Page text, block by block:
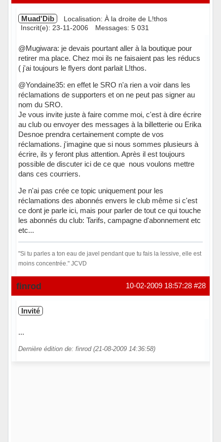
Muad'Dib
Localisation: À la droite de L!thos
Inscrit(e): 23-11-2006
Messages: 5 031
@Mugiwara: je devais pourtant aller à la boutique pour
retirer ma place. Chez moi ils ne faisaient pas les réducs
( j'ai toujours le flyers dont parlait L!thos.
@Yondaine35: en effet le SRO n'a rien a voir dans les
réclamations de supporters et on ne peut pas signer au
nom du SRO.
Je vous invite juste à faire comme moi, c'est à dire écrire
au club ou envoyer des messages à la billetterie ou Erika
Desnoe prendra certainement compte de vos
réclamations. j'imagine que si nous sommes plusieurs à
écrire, ils y feront plus attention. Après il est toujours
possible de discuter ici de ce que nous voulons mettre
dans ces courriers.
Je n'ai pas crée ce topic uniquement pour les
réclamations des abonnés envers le club même si c'est
ce dont je parle ici, mais pour parler de tout ce qui touche
les abonnés du club: Tarifs, campagne d'abonnement etc
etc...
"Si tu parles a ton eau de javel pendant que tu fais la lessive, elle est
moins concentrée." JCVD
Hors ligne #28
10-02-2009 18:57:28
finrod
Invité
...
Dernière édition de: finrod (21-08-2009 14:36:58)